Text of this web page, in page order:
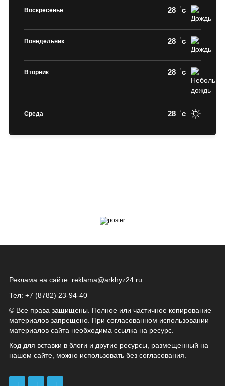
Воскресенье 28 c
Понедельник 28 c
Вторник 28 c
Среда 28 c
Реклама на сайте: reklama@arkhyz24.ru
Тел: +7 (8782) 23‑94‑40
© Все права защищены. Полное или частичное копирование
материалов запрещено. При согласованном использовании
материалов сайта необходима ссылка на ресурс.
Код для вставки в блоги и другие ресурсы, размещенный на
нашем сайте, можно использовать без согласования.